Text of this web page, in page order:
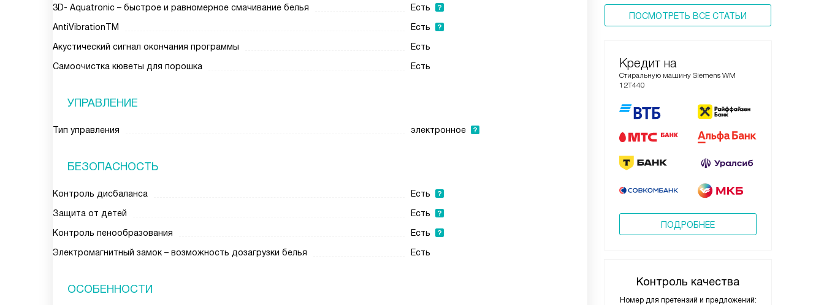
ПОСМОТРЕТЬ ВСЕ СТАТЬИ
Кредит на
Стиральную машину Siemens WM
12T440
ПОДРОБНЕЕ
Контроль качества
Номер для претензий и предложений:
3D- Aquatronic – быстрое и равномерное смачивание белья
Есть
AntiVibrationТМ
Есть
Акустический сигнал окончания программы
Есть
Самоочистка кюветы для порошка
Есть
УПРАВЛЕНИЕ
Тип управления электронное
БЕЗОПАСНОСТЬ
Контроль дисбаланса
Есть
Защита от детей
Есть
Контроль пенообразования
Есть
Электромагнитный замок – возможность дозагрузки белья
Есть
ОСОБЕННОСТИ